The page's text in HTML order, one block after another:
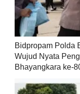
Bidpropam Polda
Wujud Nyata
Bhayangkara ke-